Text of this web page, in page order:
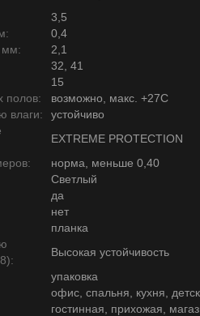
3,5
0,4
мм:
2,1
32, 41
15
полов:
возможно, макс. +27С
влаги:
устойчиво
EXTREME PROTECTION
норма, меньше 0,40
Светлый
да
нет
планка
Высокая устойчивость
упаковка
офис, спальня, кухня,
гостинная, прихожая,